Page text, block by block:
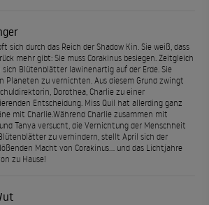
sich durch das Reich der Shadow Kin. Sie weiß, dass
mehr gibt: Sie muss Corakinus besiegen. Zeitgleich
Blütenblätter lawinenartig auf der Erde. Sie
Planeten zu vernichten. Aus diesem Grund zwingt
Dorothea, Charlie zu einer
Entscheidung. Miss Quil hat allerding ganz
mit Charlie.Während Charlie zusammen mit
Tanya versucht, die Vernichtung der Menschheit
zu verhindern, stellt April sich der
Macht von Corakinus… und das Lichtjahre
zu Hause!